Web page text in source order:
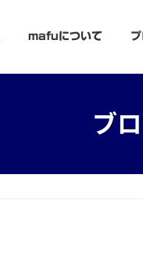
mafuについて
ブ